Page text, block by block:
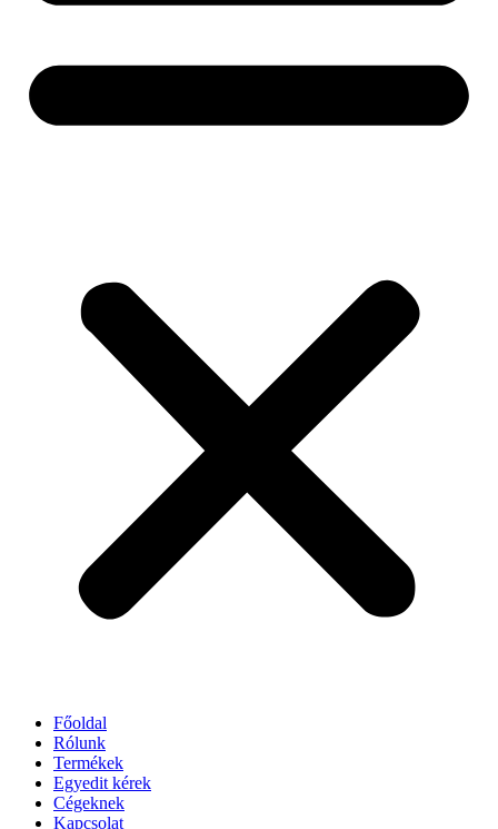
Főoldal
Rólunk
Termékek
Egyedit kérek
Cégeknek
Kapcsolat